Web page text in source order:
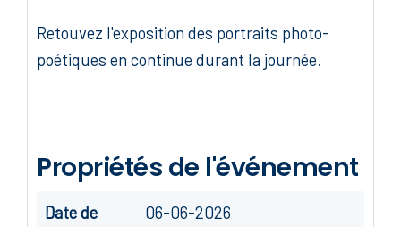
Retouvez l'exposition des portraits photo-
poétiques en continue durant la journée.
Propriétés de l'événement
Date de
06-06-2026